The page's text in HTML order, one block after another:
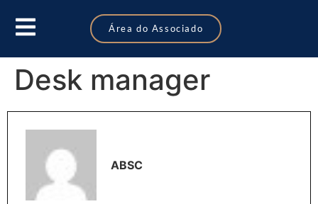
Área do Associado
Desk manager
ABSC